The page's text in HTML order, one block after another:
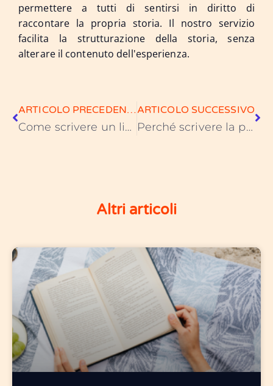
permettere a tutti di sentirsi in diritto di
raccontare la propria storia. Il nostro servizio
facilita la strutturazione della storia, senza
alterare il contenuto dell'esperienza.
ARTICOLO PRECEDENTE
Come scrivere un libro: una guida completa per i principianti
ARTICOLO SUCCESSIVO
Perché scrivere la propria storia?
Altri articoli